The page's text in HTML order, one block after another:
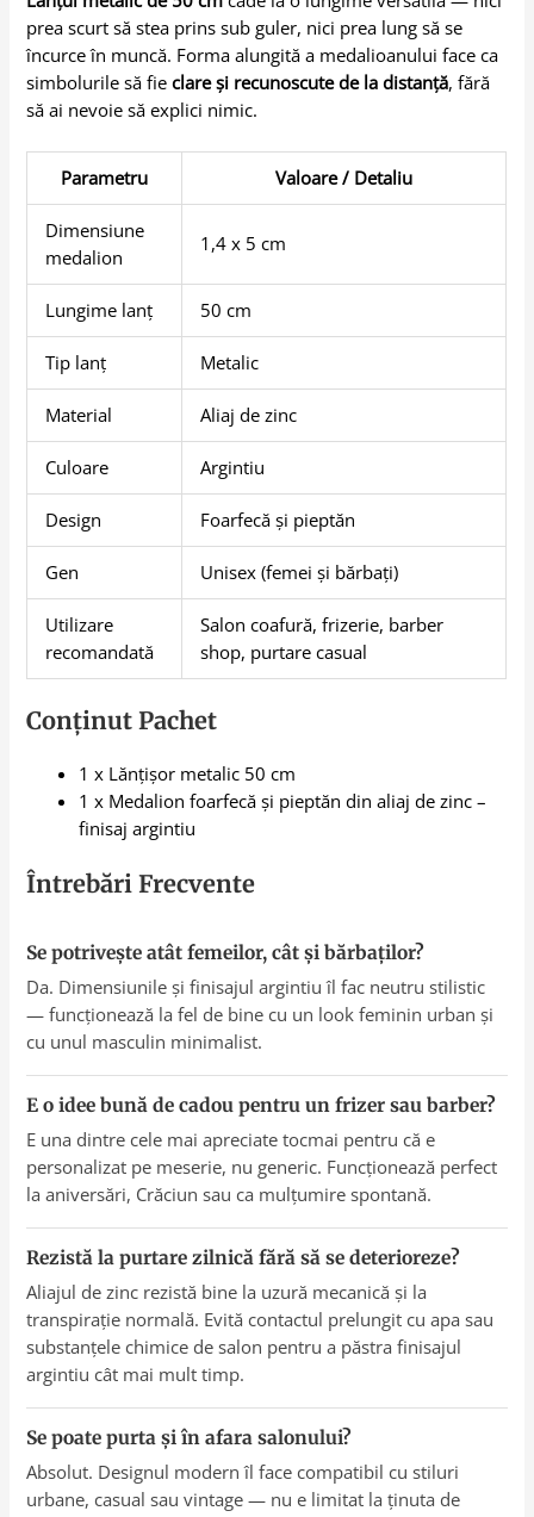
prea scurt să stea prins sub guler, nici prea lung să se
încurce în muncă. Forma alungită a medalioanului face ca
simbolurile să fieclare și recunoscute de la distanță, fără
să ai nevoie să explici nimic.
Parametru Valoare / Detaliu
Dimensiune
medalion
1,4 x 5 cm
Lungime lanț 50 cm
Tip lanț Metalic
Material Aliaj de zinc
Culoare Argintiu
Design Foarfecă și pieptăn
Gen Unisex (femei și bărbați)
Utilizare
recomandată
Salon coafură, frizerie, barber
shop, purtare casual
Conținut Pachet
1 x Lănțișor metalic 50 cm
1 x Medalion foarfecă și pieptăn din aliaj de zinc –
finisaj argintiu
Întrebări Frecvente
Se potrivește atât femeilor, cât și bărbaților?
Da. Dimensiunile și finisajul argintiu îl fac neutru stilistic
— funcționează la fel de bine cu un look feminin urban și
cu unul masculin minimalist.
E o idee bună de cadou pentru un frizer sau barber?
E una dintre cele mai apreciate tocmai pentru că e
personalizat pe meserie, nu generic. Funcționează perfect
la aniversări, Crăciun sau ca mulțumire spontană.
Rezistă la purtare zilnică fără să se deterioreze?
Aliajul de zinc rezistă bine la uzură mecanică și la
transpirație normală. Evită contactul prelungit cu apa sau
substanțele chimice de salon pentru a păstra finisajul
argintiu cât mai mult timp.
Se poate purta și în afara salonului?
Absolut. Designul modern îl face compatibil cu stiluri
urbane, casual sau vintage — nu e limitat la ținuta de